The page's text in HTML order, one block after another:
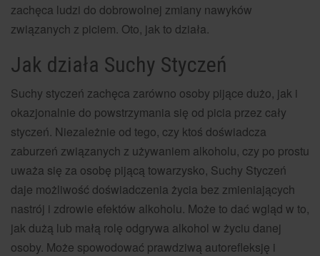
zachęca ludzi do dobrowolnej zmiany nawyków
związanych z piciem. Oto, jak to działa.
Jak działa Suchy Styczeń
Suchy styczeń zachęca zarówno osoby pijące dużo, jak i
okazjonalnie do powstrzymania się od picia przez cały
styczeń. Niezależnie od tego, czy ktoś doświadcza
zaburzeń związanych z używaniem alkoholu, czy po prostu
uważa się za osobę pijącą towarzysko, Suchy Styczeń
daje możliwość doświadczenia życia bez zmieniających
nastrój i zdrowie efektów alkoholu. Może to dać wgląd w to,
jak dużą lub małą rolę odgrywa alkohol w życiu danej
osoby. Może spowodować prawdziwą autorefleksję i